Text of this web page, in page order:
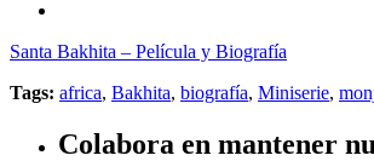
Santa Bakhita – Película y Biografía
Tags: africa, Bakhita, biografía, Miniserie,
Colabora en mantener